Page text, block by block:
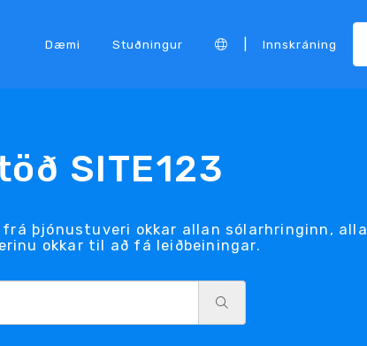
Dæmi Stuðningur Innskráning
SITE123
þjónustuveri okkar allan sólarhringinn, alla
okkar til að fá leiðbeiningar.